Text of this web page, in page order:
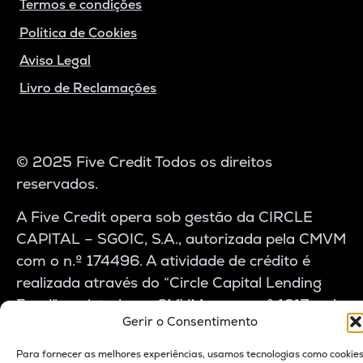
Gerir o Consentimento
Para fornecer as melhores experiências, usamos tecnologias como cookies
Termos e condições
Política de Cookies
Aviso Legal
Livro de Reclamações
© 2025 Five Credit Todos os direitos
reservados.
A Five Credit opera sob gestão da CIRCLE
CAPITAL – SGOIC, S.A., autorizada pela CMVM
com o n.º 174496. A atividade de crédito é
realizada através do “Circle Capital Lending
Fund”, registado na CMVM com o n.º 1917, e do
Sub-Fundo 1 Five Credit – Private Lending
SME Sub-Fund, registo n.º 0001. Cumprimos